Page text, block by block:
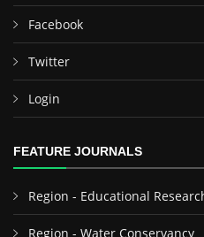
Facebook
Twitter
Login
FEATURE JOURNALS
Region - Educational
Region - Water Conservancy